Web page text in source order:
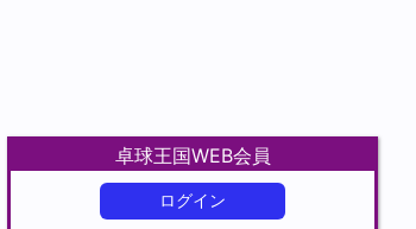
卓球王国WEB会員
ログイン